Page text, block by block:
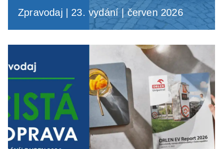
Zpravodaj | 23. vydání | červen 2026